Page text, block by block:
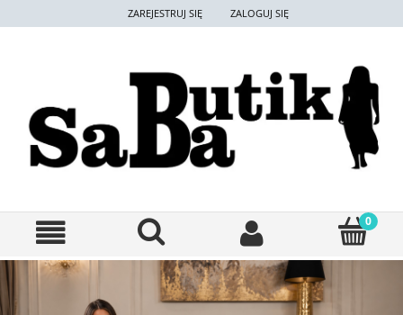
ZAREJESTRUJ SIĘ ZALOGUJ SIĘ